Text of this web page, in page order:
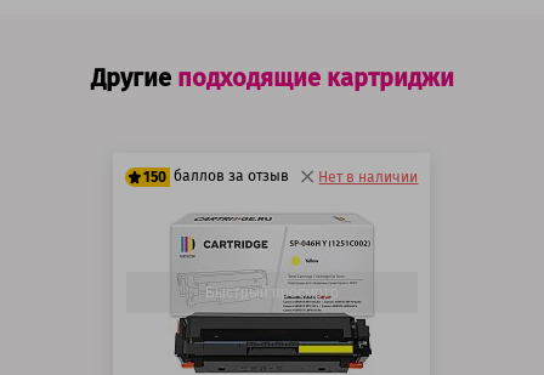
Другие подходящие картриджи
150 баллов за отзыв
125 баллов
150 баллов
Нет в наличии
Быстрый просмотр